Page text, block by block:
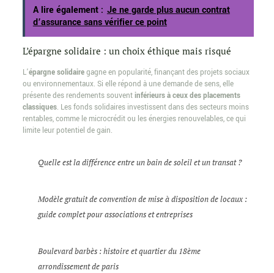
A lire également : Je ne garde plus aucun contrat
d’assurance sans vérifier ce point
L’épargne solidaire : un choix éthique mais risqué
L’épargne solidairegagne en popularité, finançant des projets sociaux
ou environnementaux. Si elle répond à une demande de sens, elle
présente des rendements souventinférieurs à ceux des placements
classiques. Les fonds solidaires investissent dans des secteurs moins
rentables, comme le microcrédit ou les énergies renouvelables, ce qui
limite leur potentiel de gain.
Quelle est la différence entre un bain de soleil et un transat ?
Modèle gratuit de convention de mise à disposition de locaux :
guide complet pour associations et entreprises
Boulevard barbès : histoire et quartier du 18ème
arrondissement de paris